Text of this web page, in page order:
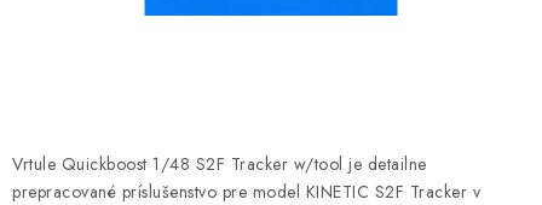
PREDÁVANÉ ZNAČKY
Vrtule Quickboost 1/48 S2F Tracker w/tool je detailne
prepracované príslušenstvo pre model KINETIC S2F Tracker v